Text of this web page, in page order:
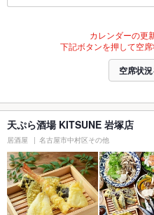
カレンダーの更
下記ボタンを押して空席
空席状
天ぷら酒場 KITSUNE 岩塚店
居酒屋 名古屋市中村区その他